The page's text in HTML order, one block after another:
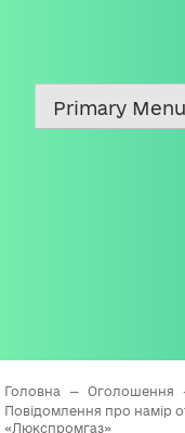
Primary Menu
Головна — Оголошення
Повідомлення про намір
«Люкспромгаз»